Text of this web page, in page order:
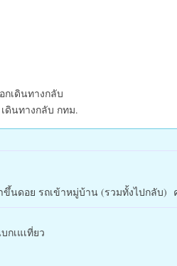
กเดินทางกลับ
ดินทางกลับ กทม.
ขึ้นดอย รถเข้าหมู่บ้าน (รวมทั้งไปกลับ)
กเแเที่ยว